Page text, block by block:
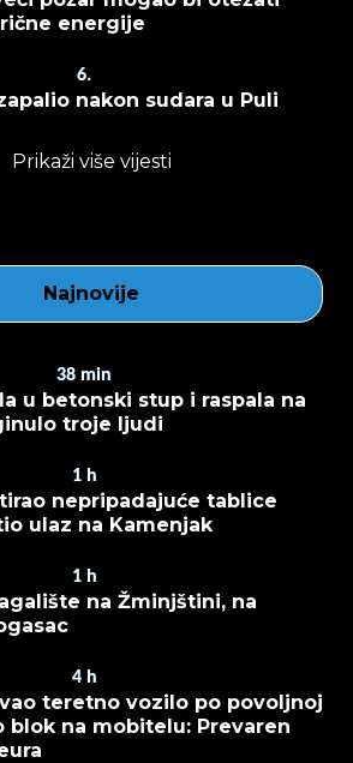
energije
6.
nakon sudara u Puli
Prikaži više vijesti
Najnovije
38 min
u betonski stup i raspala na
troje ljudi
1 h
nepripadajuće tablice
ulaz na Kamenjak
1 h
na Žminjštini, na
4 h
teretno vozilo po povoljnoj
blok na mobitelu: Prevaren